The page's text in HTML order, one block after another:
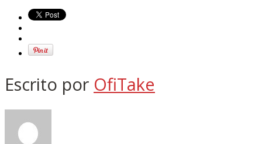
Escrito por OfiTake